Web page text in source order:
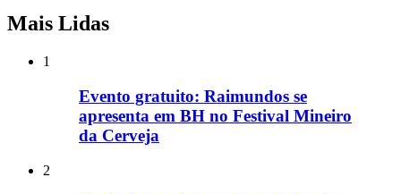
Mais Lidas
1
Evento gratuito: Raimundos se
apresenta em BH no Festival Mineiro
da Cerveja
2